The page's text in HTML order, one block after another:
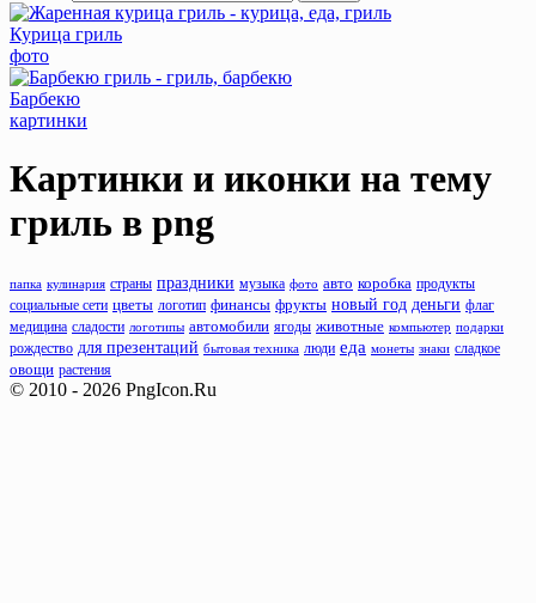
Курица гриль
фото
Барбекю
картинки
Картинки и иконки на тему
гриль в png
папка кулинария страны праздники музыка фото авто коробка продукты
социальные сети цветы логотип финансы фрукты новый год деньги флаг
медицина сладости логотипы автомобили ягоды животные компьютер подарки
рождество для презентаций бытовая техника люди еда монеты знаки сладкое
овощи растения
© 2010 - 2026 PngIcon.Ru